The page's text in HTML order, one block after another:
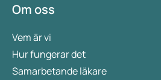
Om oss
Vem är vi
Hur fungerar det
Samarbetande läkare